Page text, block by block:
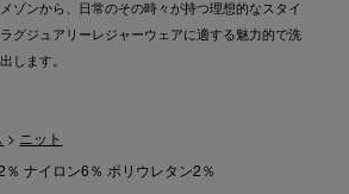
ゾンから、日常のその時々が持つ理想的なスタイ
グジュアリーレジャーウェアに適する魅力的で洗
します。
> ニット
％ ナイロン6％ ポリウレタン2％